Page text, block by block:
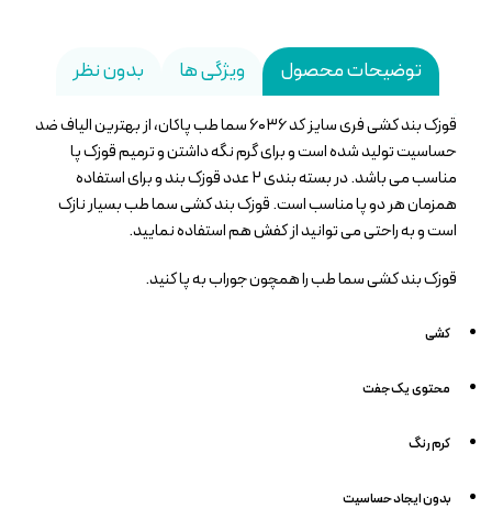
توضیحات محصول ویژگی ها بدون نظر
قوزک بند کشی فری سایز کد ۶۰۳۶ سما طب پاکان، از بهترین الیاف ضد
حساسیت تولید شده است و برای گرم نگه داشتن و ترمیم قوزک پا
مناسب می باشد. در بسته بندی ۲ عدد قوزک بند و برای استفاده
همزمان هر دو پا مناسب است. قوزک بند کشی سما طب بسیار نازک
است و به راحتی می توانید از کفش هم استفاده نمایید.
قوزک بند کشی سما طب را همچون جوراب به پا کنید.
کشی
محتوی یک جفت
کرم رنگ
بدون ایجاد حساسیت